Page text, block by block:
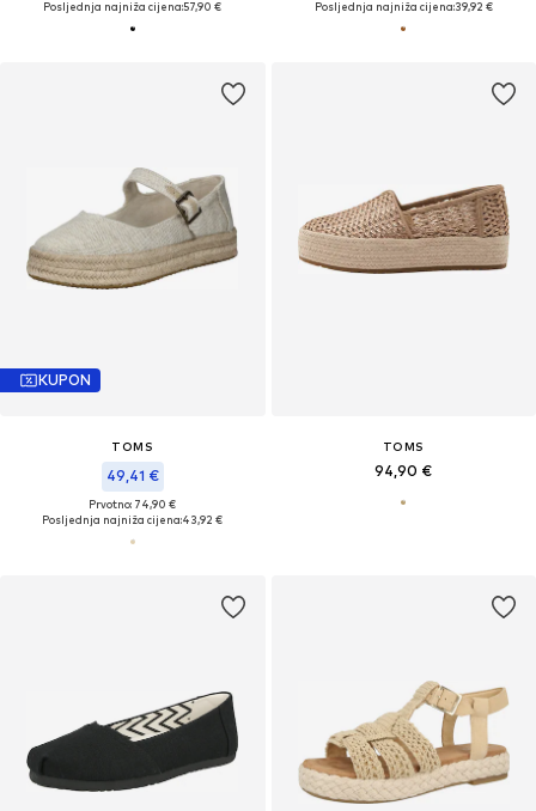
Posljednja najniža cijena:57,90 € Posljednja najniža cijena:39,92 €
KUPON
TOMS
49,41 €
Prvotno: 74,90 €
Posljednja najniža cijena:43,92 €
TOMS
94,90 €